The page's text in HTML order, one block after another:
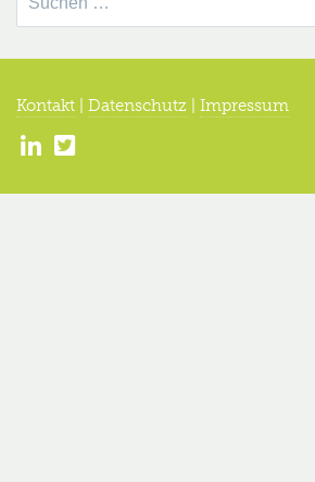
nach:
Kontakt Datenschutz Impressum